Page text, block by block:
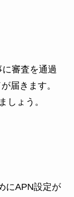
審査を通過
届きます。
しょう。
にAPN設定が